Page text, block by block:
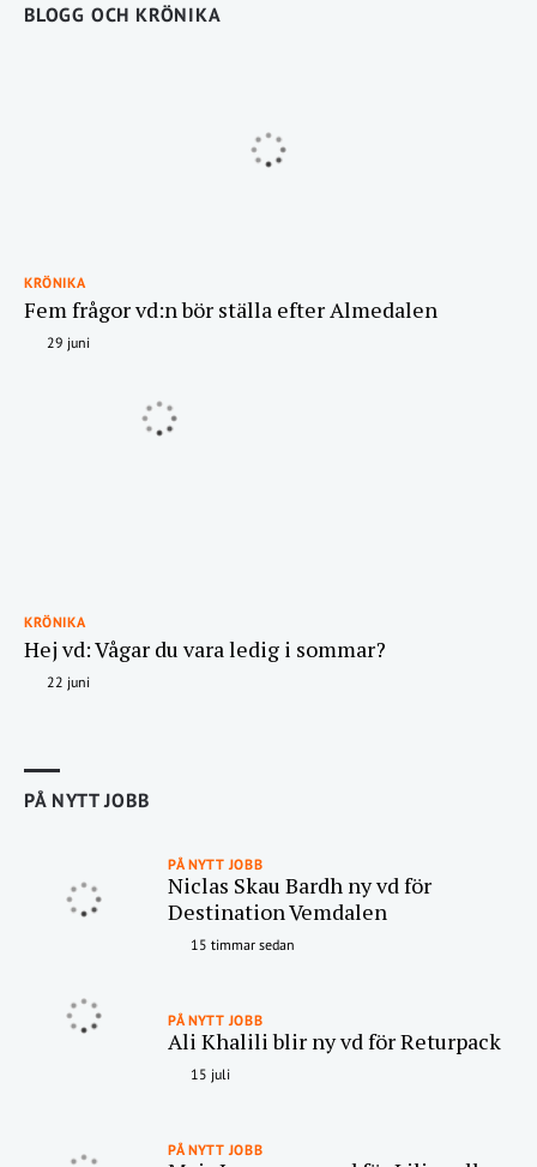
BLOGG OCH KRÖNIKA
KRÖNIKA
Fem frågor vd:n bör ställa efter Almedalen
29 juni
KRÖNIKA
Hej vd: Vågar du vara ledig i sommar?
22 juni
PÅ NYTT JOBB
PÅ NYTT JOBB
Niclas Skau Bardh ny vd för
Destination Vemdalen
15 timmar sedan
PÅ NYTT JOBB
Ali Khalili blir ny vd för Returpack
15 juli
PÅ NYTT JOBB